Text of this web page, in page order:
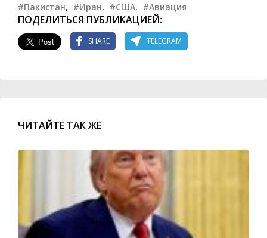
#Пакистан, #Иран, #США, #Авиация
ПОДЕЛИТЬСЯ ПУБЛИКАЦИЕЙ:
SHARE TELEGRAM
ЧИТАЙТЕ ТАК ЖЕ